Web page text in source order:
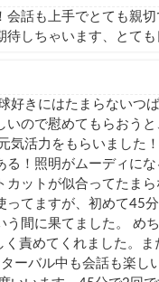
話も上手でとても親
しちゃいます、とても
好きにはたまらないつ
ので慰めてもらおう
気活力をもらいました
！照明がムーディに
ットが似合ってたま
ってますが、初めて45
間に果てました。 め
責めてくれました。
ーバル中も会話も楽し